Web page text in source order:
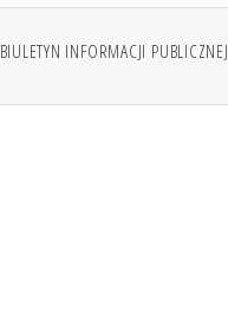
BIULETYN INFORMACJI PUBLICZNEJ